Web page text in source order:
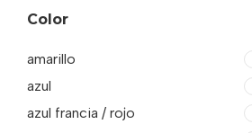
Color
amarillo
azul
azul francia / rojo